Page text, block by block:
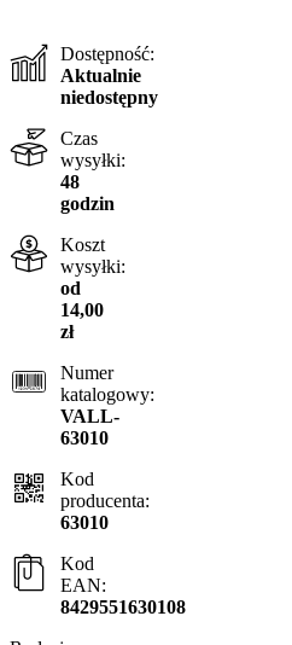
Dostępność:
Aktualnie
niedostępny
Czas
wysyłki:
48
godzin
Koszt
wysyłki:
od
14,00
zł
Numer
katalogowy:
VALL-
63010
Kod
producenta:
63010
Kod
EAN:
8429551630108